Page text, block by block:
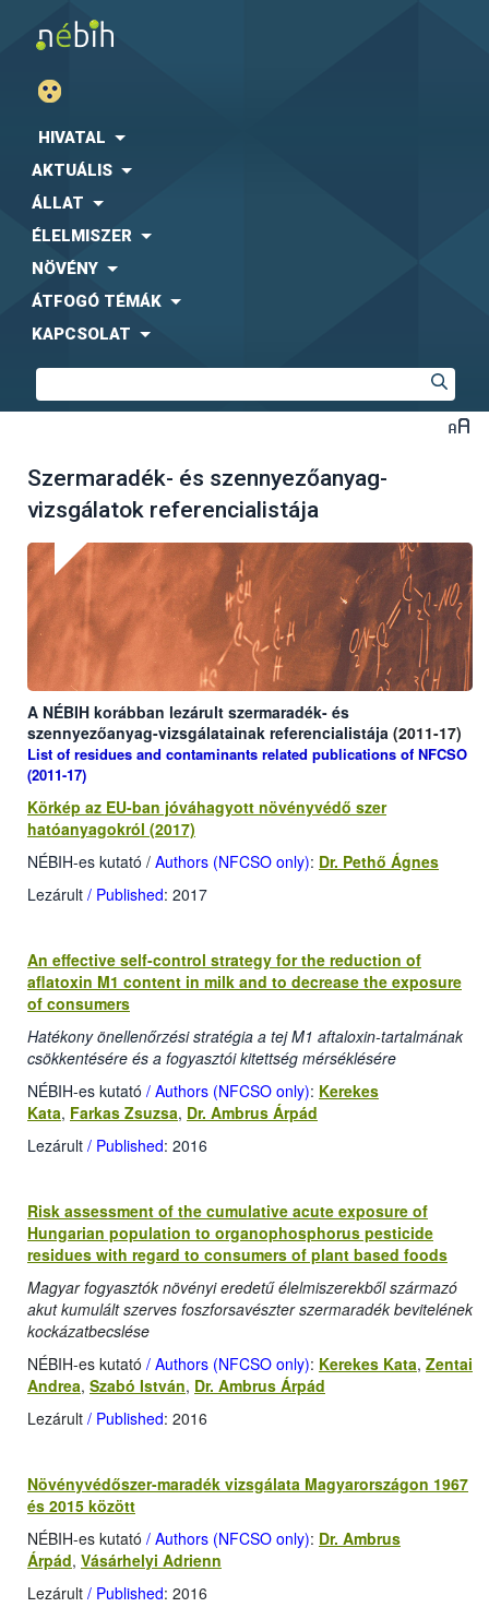
HIVATAL
AKTUÁLIS
ÁLLAT
ÉLELMISZER
NÖVÉNY
ÁTFOGÓ TÉMÁK
KAPCSOLAT
Szermaradék- és szennyezőanyag-
vizsgálatok referencialistája
A NÉBIH korábban lezárult szermaradék- és
szennyezőanyag-vizsgálatainak referencialistája (2011-17)
List of residues and contaminants related publications of NFCSO
(2011-17)
Körkép az EU-ban jóváhagyott növényvédő szer
hatóanyagokról (2017)
NÉBIH-es kutató / Authors (NFCSO only): Dr. Pethő Ágnes
Lezárult / Published: 2017
An effective self-control strategy for the reduction of
aflatoxin M1 content in milk and to decrease the exposure
of consumers
Hatékony önellenőrzési stratégia a tej M1 aftaloxin-tartalmának
csökkentésére és a fogyasztói kitettség mérséklésére
NÉBIH-es kutató / Authors (NFCSO only): Kerekes
Kata, Farkas Zsuzsa, Dr. Ambrus Árpád
Lezárult / Published: 2016
Risk assessment of the cumulative acute exposure of
Hungarian population to organophosphorus pesticide
residues with regard to consumers of plant based foods
Magyar fogyasztók növényi eredetű élelmiszerekből származó
akut kumulált szerves foszforsavészter szermaradék bevitelének
kockázatbecslése
NÉBIH-es kutató / Authors (NFCSO only): Kerekes Kata, Zentai
Andrea, Szabó István, Dr. Ambrus Árpád
Lezárult / Published: 2016
Növényvédőszer-maradék vizsgálata Magyarországon 1967
és 2015 között
NÉBIH-es kutató / Authors (NFCSO only): Dr. Ambrus
Árpád, Vásárhelyi Adrienn
Lezárult / Published: 2016